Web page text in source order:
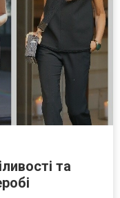
та